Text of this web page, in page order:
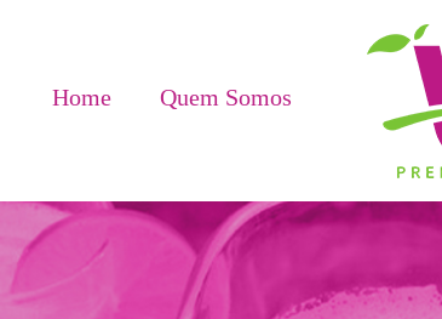
Home Quem Somos